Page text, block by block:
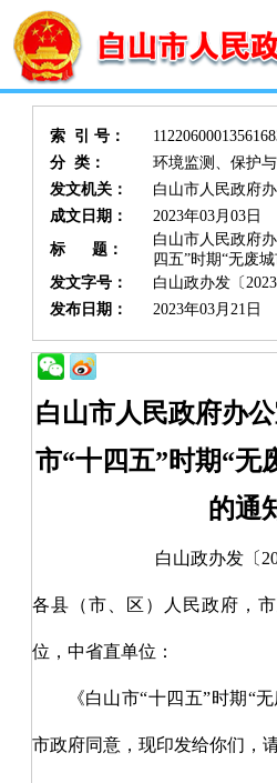
索 引 号：
分 类：
环境监测、保护
发文机关：
白山市人民政府
成文日期：
2023年03月03日
标 题：
白山市人民政府
四五”时期“无废
发文字号：
白山政办发〔
发布日期：
2023年03月21日
白山市人民政府办
市“十四五”时期“无
的通
白山政办发〔
各县（市、区）人民政府 ，
位，中省直单位 ：
《白山市“十四五”时期“
市政府同意，现印发给你们，